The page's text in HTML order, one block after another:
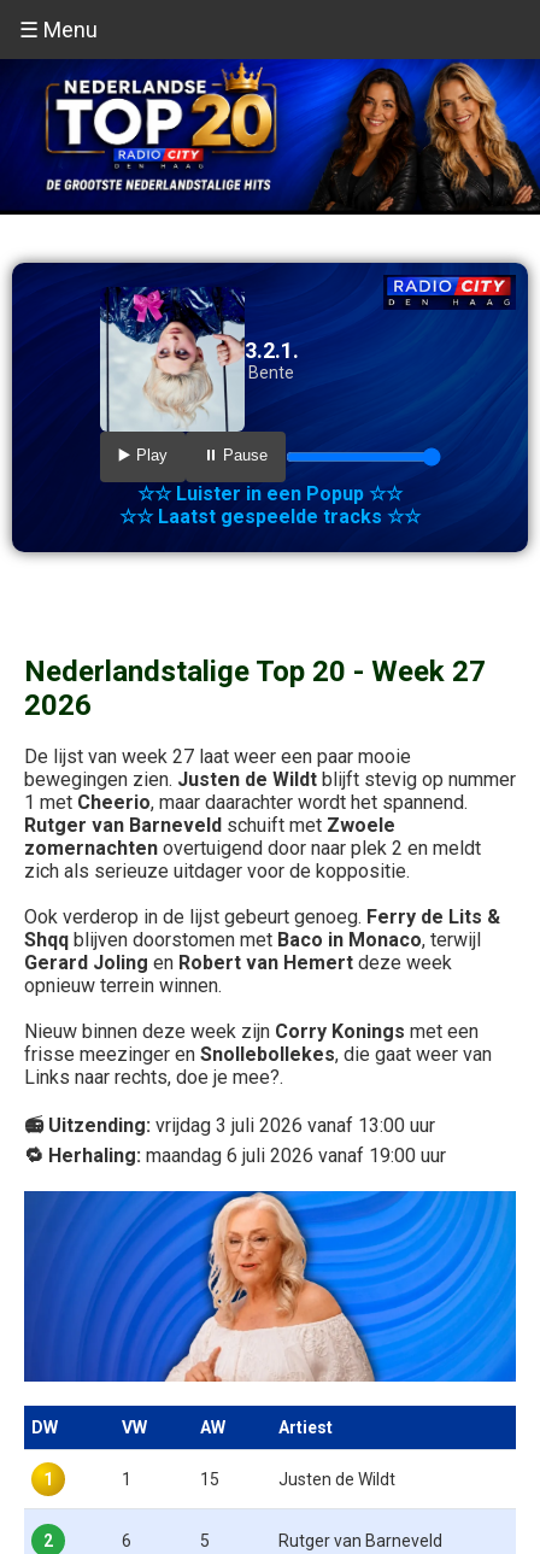
☰ Menu
3.2.1.
Bente
▶️ Play ⏸️ Pause
☆☆ Luister in een Popup ☆☆
☆☆ Laatst gespeelde tracks ☆☆
Nederlandstalige Top 20 - Week 27
2026
De lijst van week 27 laat weer een paar mooie
bewegingen zien. Justen de Wildt blijft stevig op nummer
1 met Cheerio, maar daarachter wordt het spannend.
Rutger van Barneveld schuift met Zwoele
zomernachten overtuigend door naar plek 2 en meldt
zich als serieuze uitdager voor de koppositie.
Ook verderop in de lijst gebeurt genoeg. Ferry de Lits &
Shqq blijven doorstomen met Baco in Monaco, terwijl
Gerard Joling en Robert van Hemert deze week
opnieuw terrein winnen.
Nieuw binnen deze week zijn Corry Konings met een
frisse meezinger en Snollebollekes, die gaat weer van
Links naar rechts, doe je mee?.
📻 Uitzending: vrijdag 3 juli 2026 vanaf 13:00 uur
🔁 Herhaling: maandag 6 juli 2026 vanaf 19:00 uur
DW VW AW Artiest
1 1 15 Justen de Wildt
2 6 5 Rutger van Barneveld